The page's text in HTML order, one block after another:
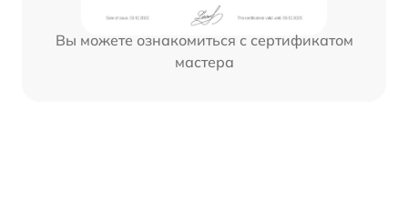
Вы можете ознакомиться с сертификатом
мастера